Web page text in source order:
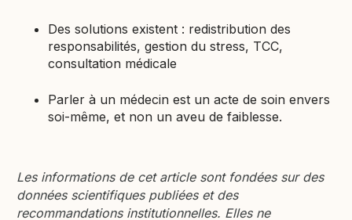
Des solutions existent : redistribution des
responsabilités, gestion du stress, TCC,
consultation médicale
Parler à un médecin est un acte de soin envers
soi-même, et non un aveu de faiblesse.
Les informations de cet article sont fondées sur des
données scientifiques publiées et des
recommandations institutionnelles. Elles ne